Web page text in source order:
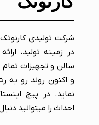
در زمینه تولید،
سالن و تجهیزات تمام
و اکنون روند رو
نماید. در پیج
احداث را میتوانید